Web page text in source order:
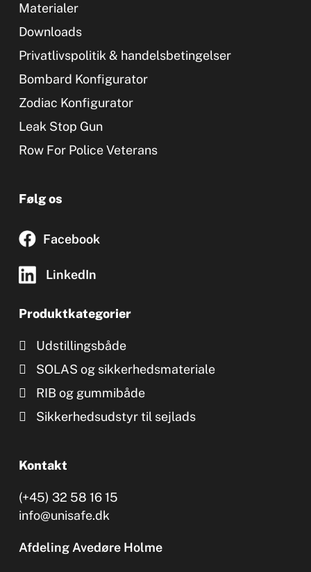
Materialer
Downloads
Privatlivspolitik & handelsbetingelser
Bombard Konfigurator
Zodiac Konfigurator
Leak Stop Gun
Row For Police Veterans
Følg os
Facebook
LinkedIn
Produktkategorier
Udstillingsbåde
SOLAS og sikkerhedsmateriale
RIB og gummibåde
Sikkerhedsudstyr til sejlads
Kontakt
(+45) 32 58 16 15
info@unisafe.dk
Afdeling Avedøre Holme